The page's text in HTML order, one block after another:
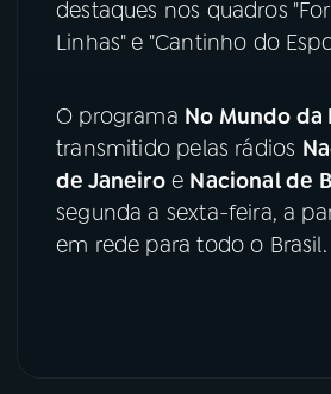
Instagram
destaques nos quadros
Linhas" e "Cantinho do
O programa No Mundo da
transmitido pelas rádios
de Janeiroe Nacional de
segunda a sexta-feira, a
em rede para todo o Brasil.